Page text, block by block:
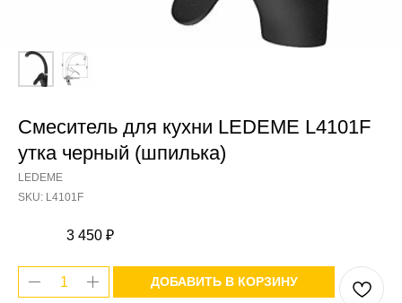
Смеситель для кухни LEDEME L4101F
утка черный (шпилька)
LEDEME
SKU: L4101F
3 450 ₽
ДОБАВИТЬ В КОРЗИНУ